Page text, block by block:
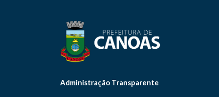
Administração Transparente